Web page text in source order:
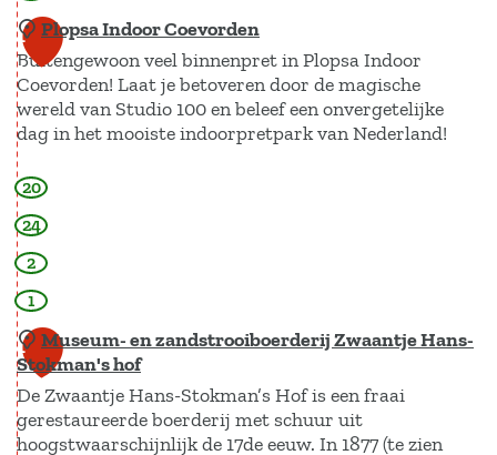
'e
v
o
r
d
e
n
1
8
7
5
d
-
e
n
k
o
r
e
n
m
o
l
e
n
D
1
1
Plopsa Indoor Coevorden
Buitengewoon veel binnenpret in Plopsa Indoor
Coevorden! Laat je betoveren door de magische
wereld van Studio 100 en beleef een onvergetelijke
dag in het mooiste indoorpretpark van Nederland!
P
l
o
p
s
a
I
n
d
20
24
2
1
1
2
Museum- en zandstrooiboerderij Zwaantje Hans-
Stokman's hof
De Zwaantje Hans-Stokman’s Hof is een fraai
gerestaureerde boerderij met schuur uit
hoogstwaarschijnlijk de 17de eeuw. In 1877 (te zien